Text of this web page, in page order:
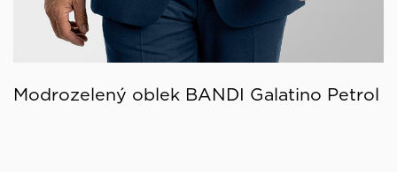
Modrozelený oblek BANDI Galatino Petrol